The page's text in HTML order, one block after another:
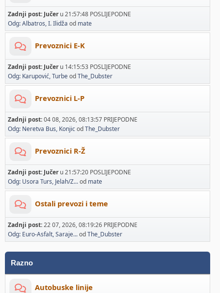
Zadnji post: Jučeru 21:57:48 POSLIJEPODNE
Odg: Albatros, I. Ilidža od mate
Prevoznici E-K
Zadnji post: Jučeru 14:15:53 POSLIJEPODNE
Odg: Karupović, TurbeodThe_Dubster
Prevoznici L-P
Zadnji post:04 08, 2026, 08:13:57 PRIJEPODNE
Odg: Neretva Bus, KonjicodThe_Dubster
Prevoznici R-Ž
Zadnji post: Jučeru 21:57:20 POSLIJEPODNE
Odg: Usora Turs, Jelah/Z...od mate
Ostali prevozi i teme
Zadnji post:22 07, 2026, 08:19:26 PRIJEPODNE
Odg: Euro-Asfalt, Saraje...odThe_Dubster
Razno
Autobuske linije